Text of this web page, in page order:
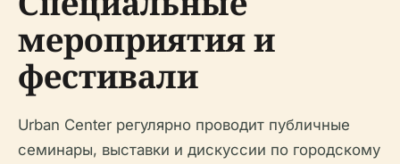
мероприятия и
фестивали
Urban Center регулярно проводит публичные
семинары, выставки и дискуссии по городскому